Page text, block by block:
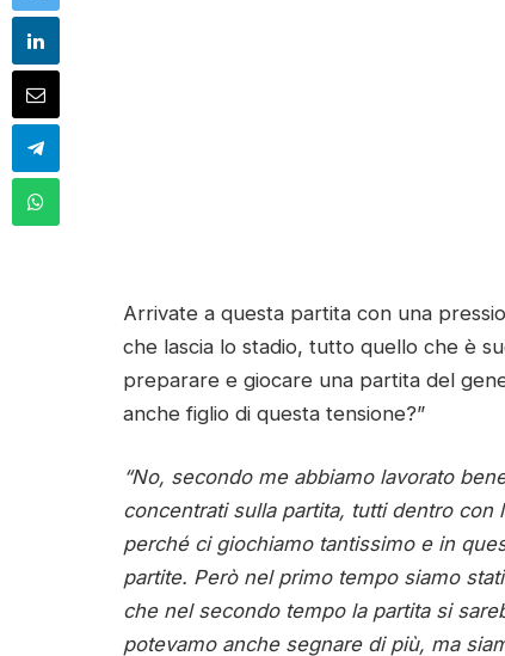
Arrivate a questa partita con una
che lascia lo stadio, tutto quello che è
preparare e giocare una partita del
anche figlio di questa tensione?”
“No, secondo me abbiamo lavorato
concentrati sulla partita, tutti dentro con
perché ci giochiamo tantissimo e in
partite. Però nel primo tempo siamo
che nel secondo tempo la partita si
potevamo anche segnare di più, ma